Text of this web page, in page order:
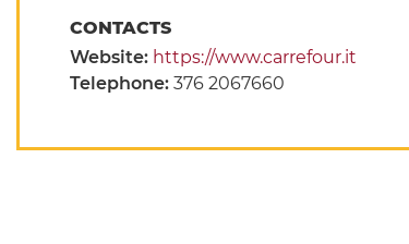
CONTACTS
Website: https://www.carrefour.it
Telephone: 376 2067660